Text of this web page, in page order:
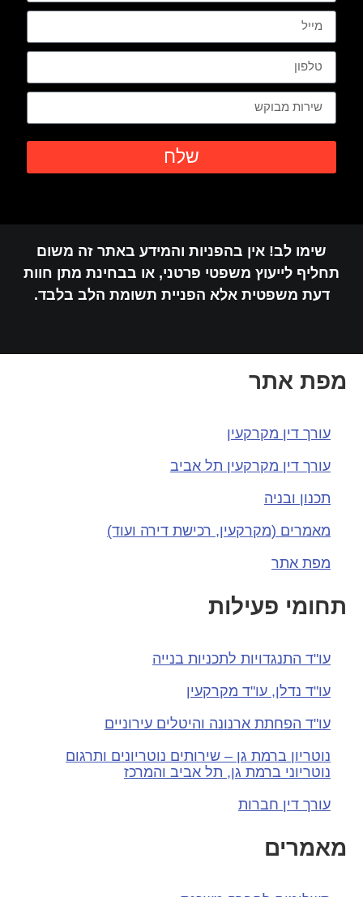
שלח
שימו לב! אין בהפניות והמידע באתר זה משום
תחליף לייעוץ משפטי פרטני, או בבחינת מתן חוות
דעת משפטית אלא הפניית תשומת הלב בלבד.
אתר
עורך דין מקרקעין
עורך דין מקרקעין תל אביב
תכנון ובניה
מאמרים (מקרקעין, רכישת דירה ועוד)
מפת אתר
פעילות
עו"ד התנגדויות לתכניות בנייה
עו"ד נדלן, עו"ד מקרקעין
עו"ד הפחתת ארנונה והיטלים עירוניים
נוטריון ברמת גן – שירותים נוטריונים ותרגום
נוטריוני ברמת גן, תל אביב והמרכז
עורך דין חברות